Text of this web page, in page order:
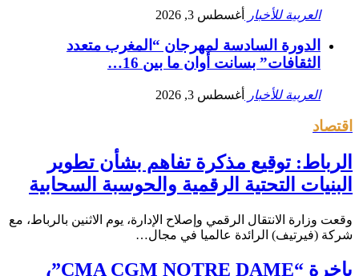
العربية للأخبار أغسطس 3, 2026
الدورة السادسة لمهرجان “المغرب متعدد
الثقافات” بسانت أوان ما بين 16…
العربية للأخبار أغسطس 3, 2026
اقتصاد
الرباط: توقيع مذكرة تفاهم بشأن تطوير
البنيات التحتية الرقمية والحوسبة السحابية
وقعت وزارة الانتقال الرقمي وإصلاح الإدارة، يوم الاثنين بالرباط، مع
شركة (فيرتيف) الرائدة عالميا في مجال…
باخرة “CMA CGM NOTRE DAME”،